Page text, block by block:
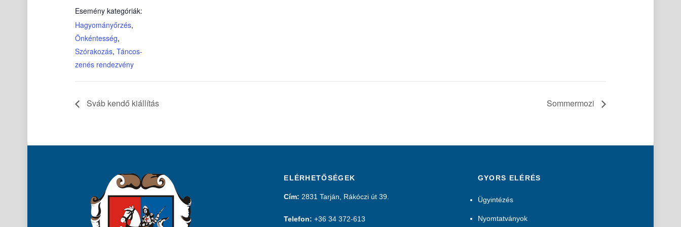
Esemény kategóriák:
Hagyományőrzés,
Önkéntesség,
Szórakozás, Táncos-
zenés rendezvény
Sváb kendő kiállítás Sommermozi
ELÉRHETŐSÉGEK
Cím: 2831 Tarján, Rákóczi út 39.
Telefon: +36 34 372-613
GYORS ELÉRÉS
Ügyintézés
Nyomtatványok